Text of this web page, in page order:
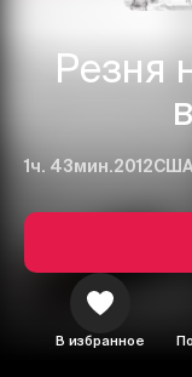
Резня
1ч. 43мин.2012
В избранное